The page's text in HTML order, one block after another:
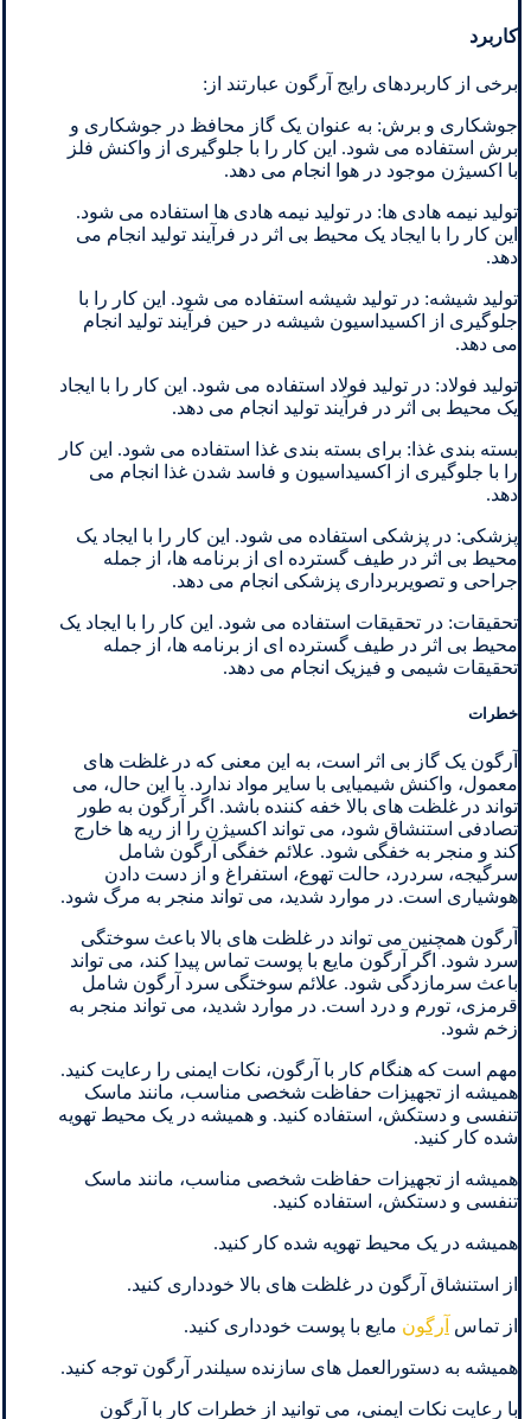
کاربرد
برخی از کاربردهای رایج آرگون عبارتند از:
جوشکاری و برش: به عنوان یک گاز محافظ در جوشکاری و
برش استفاده می شود. این کار را با جلوگیری از واکنش فلز
با اکسیژن موجود در هوا انجام می دهد.
تولید نیمه هادی ها: در تولید نیمه هادی ها استفاده می شود.
این کار را با ایجاد یک محیط بی اثر در فرآیند تولید انجام می
دهد.
تولید شیشه: در تولید شیشه استفاده می شود. این کار را با
جلوگیری از اکسیداسیون شیشه در حین فرآیند تولید انجام
می دهد.
تولید فولاد: در تولید فولاد استفاده می شود. این کار را با ایجاد
یک محیط بی اثر در فرآیند تولید انجام می دهد.
بسته بندی غذا: برای بسته بندی غذا استفاده می شود. این کار
را با جلوگیری از اکسیداسیون و فاسد شدن غذا انجام می
دهد.
پزشکی: در پزشکی استفاده می شود. این کار را با ایجاد یک
محیط بی اثر در طیف گسترده ای از برنامه ها، از جمله
جراحی و تصویربرداری پزشکی انجام می دهد.
تحقیقات: در تحقیقات استفاده می شود. این کار را با ایجاد یک
محیط بی اثر در طیف گسترده ای از برنامه ها، از جمله
تحقیقات شیمی و فیزیک انجام می دهد.
خطرات
آرگون یک گاز بی اثر است، به این معنی که در غلظت های
معمول، واکنش شیمیایی با سایر مواد ندارد. با این حال، می
تواند در غلظت های بالا خفه کننده باشد. اگر آرگون به طور
تصادفی استنشاق شود، می تواند اکسیژن را از ریه ها خارج
کند و منجر به خفگی شود. علائم خفگی آرگون شامل
سرگیجه، سردرد، حالت تهوع، استفراغ و از دست دادن
هوشیاری است. در موارد شدید، می تواند منجر به مرگ شود.
آرگون همچنین می تواند در غلظت های بالا باعث سوختگی
سرد شود. اگر آرگون مایع با پوست تماس پیدا کند، می تواند
باعث سرمازدگی شود. علائم سوختگی سرد آرگون شامل
قرمزی، تورم و درد است. در موارد شدید، می تواند منجر به
زخم شود.
مهم است که هنگام کار با آرگون، نکات ایمنی را رعایت کنید.
همیشه از تجهیزات حفاظت شخصی مناسب، مانند ماسک
تنفسی و دستکش، استفاده کنید. و همیشه در یک محیط تهویه
شده کار کنید.
همیشه از تجهیزات حفاظت شخصی مناسب، مانند ماسک
تنفسی و دستکش، استفاده کنید.
همیشه در یک محیط تهویه شده کار کنید.
از استنشاق آرگون در غلظت های بالا خودداری کنید.
از تماس آرگون مایع با پوست خودداری کنید.
همیشه به دستورالعمل های سازنده سیلندر آرگون توجه کنید.
با رعایت نکات ایمنی، می توانید از خطرات کار با آرگون